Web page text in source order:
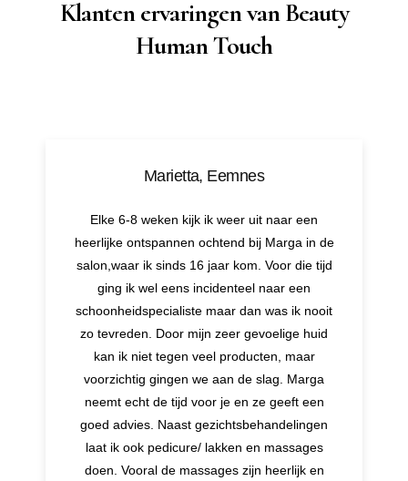
Klanten ervaringen van Beauty
Human Touch
Marietta, Eemnes
Elke 6-8 weken kijk ik weer uit naar een
heerlijke ontspannen ochtend bij Marga in de
salon,waar ik sinds 16 jaar kom. Voor die tijd
ging ik wel eens incidenteel naar een
schoonheidspecialiste maar dan was ik nooit
zo tevreden. Door mijn zeer gevoelige huid
kan ik niet tegen veel producten, maar
voorzichtig gingen we aan de slag. Marga
neemt echt de tijd voor je en ze geeft een
goed advies. Naast gezichtsbehandelingen
laat ik ook pedicure/ lakken en massages
doen. Vooral de massages zijn heerlijk en